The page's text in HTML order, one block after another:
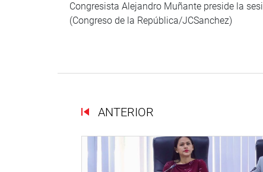
Congresista Alejandro Muñante preside la
(Congreso de la República/JCSanchez)
ANTERIOR